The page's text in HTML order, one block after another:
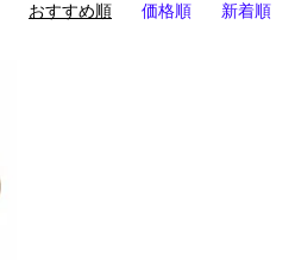
おすすめ順 価格順 新着順